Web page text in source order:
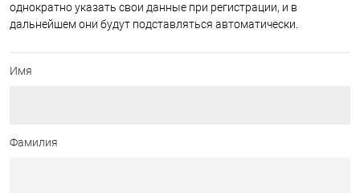
однократно указать свои данные при регистрации, и в
дальнейшем они будут подставляться автоматически.
Имя
Фамилия